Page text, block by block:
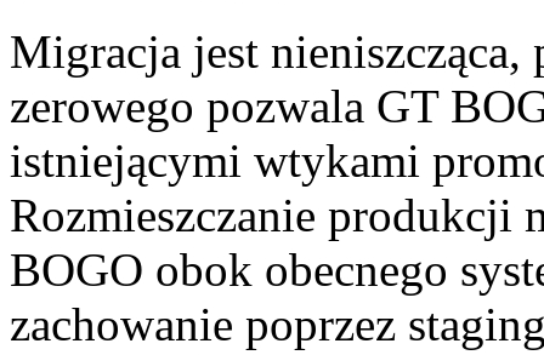
Migracja jest
zerowego pozwala GT
istniejącymi wtykami
Rozmieszczanie produkcji
BOGO obok obecnego
zachowanie poprzez